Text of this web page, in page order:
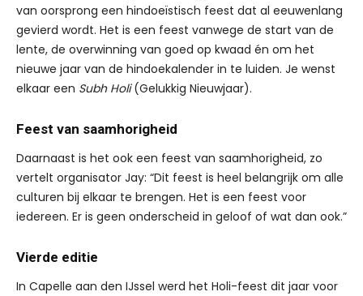
van oorsprong een hindoeïstisch feest dat al eeuwenlang
gevierd wordt. Het is een feest vanwege de start van de
lente, de overwinning van goed op kwaad én om het
nieuwe jaar van de hindoekalender in te luiden. Je wenst
elkaar een Subh Holi(Gelukkig Nieuwjaar).
Feest van saamhorigheid
Daarnaast is het ook een feest van saamhorigheid, zo
vertelt organisator Jay: “Dit feest is heel belangrijk om alle
culturen bij elkaar te brengen. Het is een feest voor
iedereen. Er is geen onderscheid in geloof of wat dan ook.”
Vierde editie
In Capelle aan den IJssel werd het Holi-feest dit jaar voor